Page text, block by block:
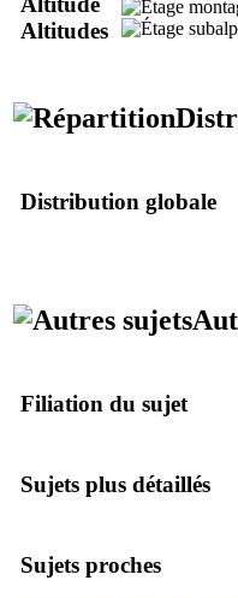
Altitudes
Distribution globale
Filiation du sujet
Sujets plus détaillés
Sujets proches